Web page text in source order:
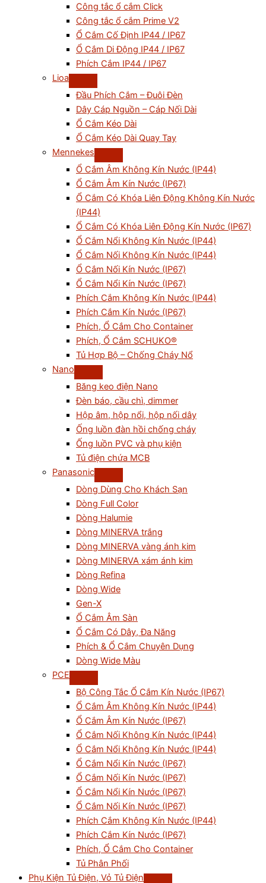
Công tắc ổ cắm Click
Công tắc ổ cắm Prime V2
Ổ Cắm Cố Định IP44 / IP67
Ổ Cắm Di Động IP44 / IP67
Phích Cắm IP44 / IP67
Lioa
Đầu Phích Cắm – Đuôi Đèn
Dây Cáp Nguồn – Cáp Nối Dài
Ổ Cắm Kéo Dài
Ổ Cắm Kéo Dài Quay Tay
Mennekes
Ổ Cắm Âm Không Kín Nước (IP44)
Ổ Cắm Âm Kín Nước (IP67)
Ổ Cắm Có Khóa Liên Động Không Kín Nước
(IP44)
Ổ Cắm Có Khóa Liên Động Kín Nước (IP67)
Ổ Cắm Nổi Không Kín Nước (IP44)
Ổ Cắm Nối Không Kín Nước (IP44)
Ổ Cắm Nối Kín Nước (IP67)
Ổ Cắm Nổi Kín Nước (IP67)
Phích Cắm Không Kín Nước (IP44)
Phích Cắm Kín Nước (IP67)
Phích, Ổ Cắm Cho Container
Phích, Ổ Cắm SCHUKO®
Tủ Hợp Bộ – Chống Cháy Nổ
Nano
Băng keo điện Nano
Đèn báo, cầu chì, dimmer
Hộp âm, hộp nổi, hộp nối dây
Ống luồn đàn hồi chống cháy
Ống luồn PVC và phụ kiện
Tủ điện chứa MCB
Panasonic
Dòng Dùng Cho Khách Sạn
Dòng Full Color
Dòng Halumie
Dòng MINERVA trắng
Dòng MINERVA vàng ánh kim
Dòng MINERVA xám ánh kim
Dòng Refina
Dòng Wide
Gen-X
Ổ Cắm Âm Sàn
Ổ Cắm Có Dây, Đa Năng
Phích & Ổ Cắm Chuyên Dụng
Dòng Wide Màu
PCE
Bộ Công Tắc Ổ Cắm Kín Nước (IP67)
Ổ Cắm Âm Không Kín Nước (IP44)
Ổ Cắm Âm Kín Nước (IP67)
Ổ Cắm Nối Không Kín Nước (IP44)
Ổ Cắm Nổi Không Kín Nước (IP44)
Ổ Cắm Nổi Kín Nước (IP67)
Ổ Cắm Nối Kín Nước (IP67)
Ổ Cắm Nổi Kín Nước (IP67)
Ổ Cắm Nối Kín Nước (IP67)
Phích Cắm Không Kín Nước (IP44)
Phích Cắm Kín Nước (IP67)
Phích, Ổ Cắm Cho Container
Tủ Phân Phối
Phụ Kiện Tủ Điện, Vỏ Tủ Điện